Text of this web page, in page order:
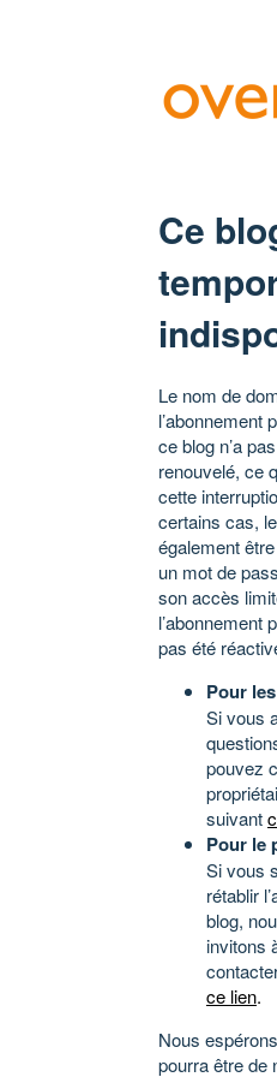
Ce
Le nom de
l’abonnement
ce blog n’a
renouvelé, ce
cette
certains cas,
également
un mot de
son accès
l’abonnement
pas été
Pour
Si vous
pouvez
suivant
Pour le
Si vous
rétablir
blog,
invitons
ce lien.
Nous
pourra être de